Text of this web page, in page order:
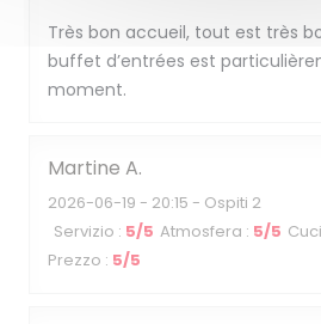
Très bon accueil, tout est très
buffet d’entrées est
moment.
Martine A
2026-06-19 - 20:15 - Ospiti 2
Servizio : 5/5 Atmosfera : 5/5
Prezzo : 5/5